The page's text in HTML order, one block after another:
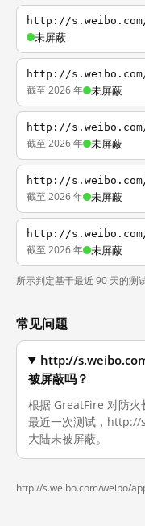
http://
未屏蔽
http://
截至 2026 年 未屏蔽
http://
截至 2026 年 未屏蔽
http://
截至 2026 年 未屏蔽
http://
截至 2026 年 未屏蔽
所示判定基于最近 90 天的测
常见问题
http://
被屏蔽吗？
根据 GreatFire 对防火
最近一次测试，
大陆未被屏蔽。
http://s.weibo.com/weibo/